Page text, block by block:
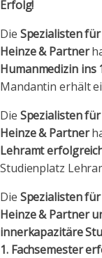
Erfolg!
Die Spezialisten
Heinze & Partner
Humanmedizin ins
Mandantin erhält
Die Spezialisten
Heinze & Partner
Lehramt
Studienplatz
Die Spezialisten
Heinze & Partner
innerkapazitäre
1. Fachsemester